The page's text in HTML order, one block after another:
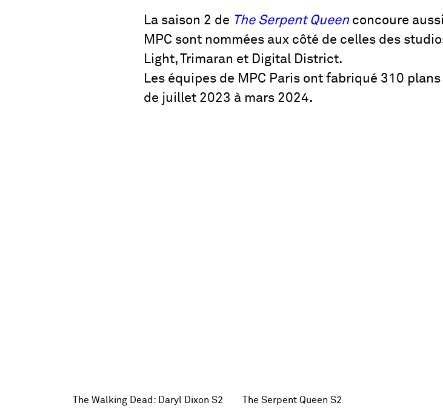
La saison 2 de The Serpent Queen concoure
MPC sont nommées aux côté de celles des
Light, Trimaran et Digital District.
Les équipes de MPC Paris ont fabriqué 310
de juillet 2023 à mars 2024.
The Walking Dead: Daryl Dixon S2 The Serpent Queen S2